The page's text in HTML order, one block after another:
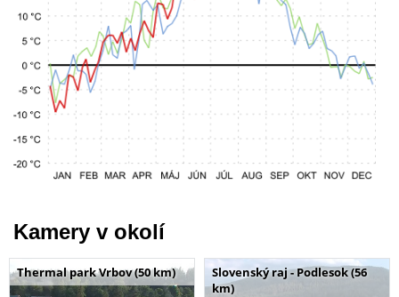
Kamery v okolí
Thermal park Vrbov (50 km)
Slovenský raj - Podlesok (56
km)